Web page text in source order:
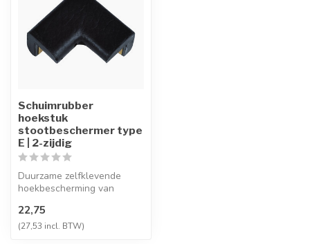
Schuimrubber
hoekstuk
stootbeschermer type
E | 2-zijdig
Duurzame zelfklevende
hoekbescherming van
slijtbestendig en ...
22,75
(27,53 incl. BTW)